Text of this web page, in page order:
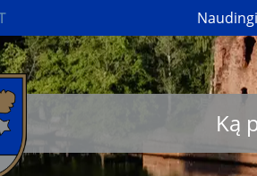
Naudingi
Ką